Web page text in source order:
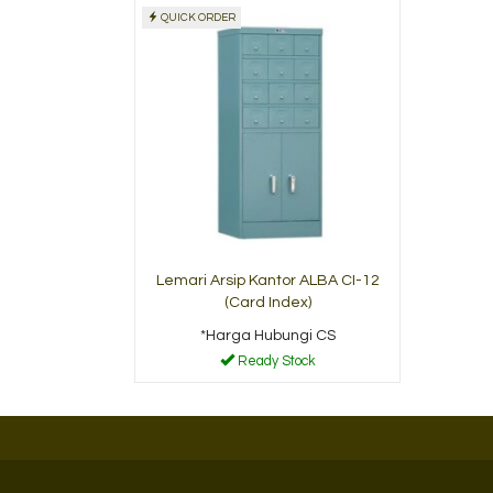
QUICK ORDER
Lemari Arsip Kantor ALBA CI-12
(Card Index)
*Harga Hubungi CS
Ready Stock
Lemari Arsip Tiger FC-
*Harga Hubungi CS